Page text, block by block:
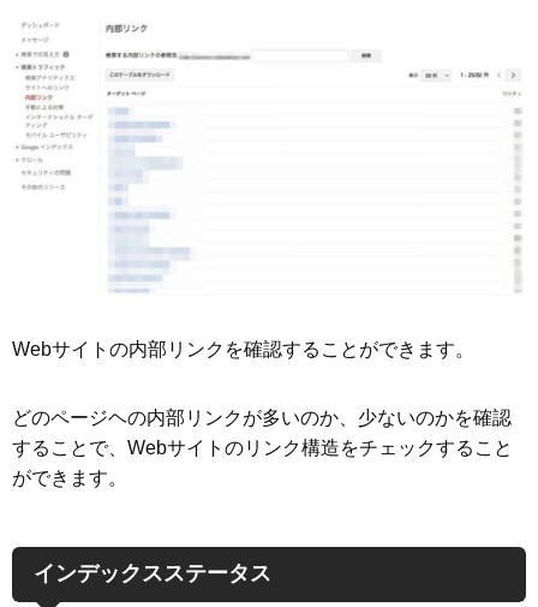
Webサイトの内部リンクを確認することができます。
どのページヘの内部リンクが多いのか、少ないのかを確認
することで、Webサイトのリンク構造をチェックすること
ができます。
インデックスステータス